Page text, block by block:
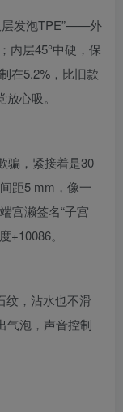
层发泡TPE”——外
内层45°中硬，保
在5.2%，比旧款
心吸。
骗，紧接着是30
距5 mm，像一
宫濑签名“子宫
+10086。
纹，沾水也不滑
气泡，声音控制